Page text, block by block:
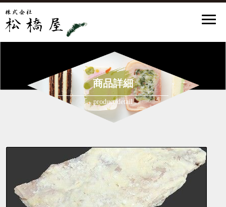
商品詳細
product detail